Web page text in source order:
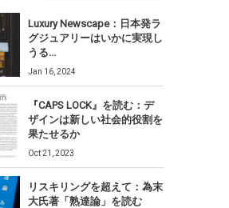
Luxury Newscape：日本発ラ
グジュアリーはいかに実現し
うる...
Jan 16, 2024
『CAPS LOCK』を読む：デ
ザインは新しい社会的役割を
果たせるか
Oct 21, 2023
リスキリングを超えて：為末
大氏著「熟達論」を読む